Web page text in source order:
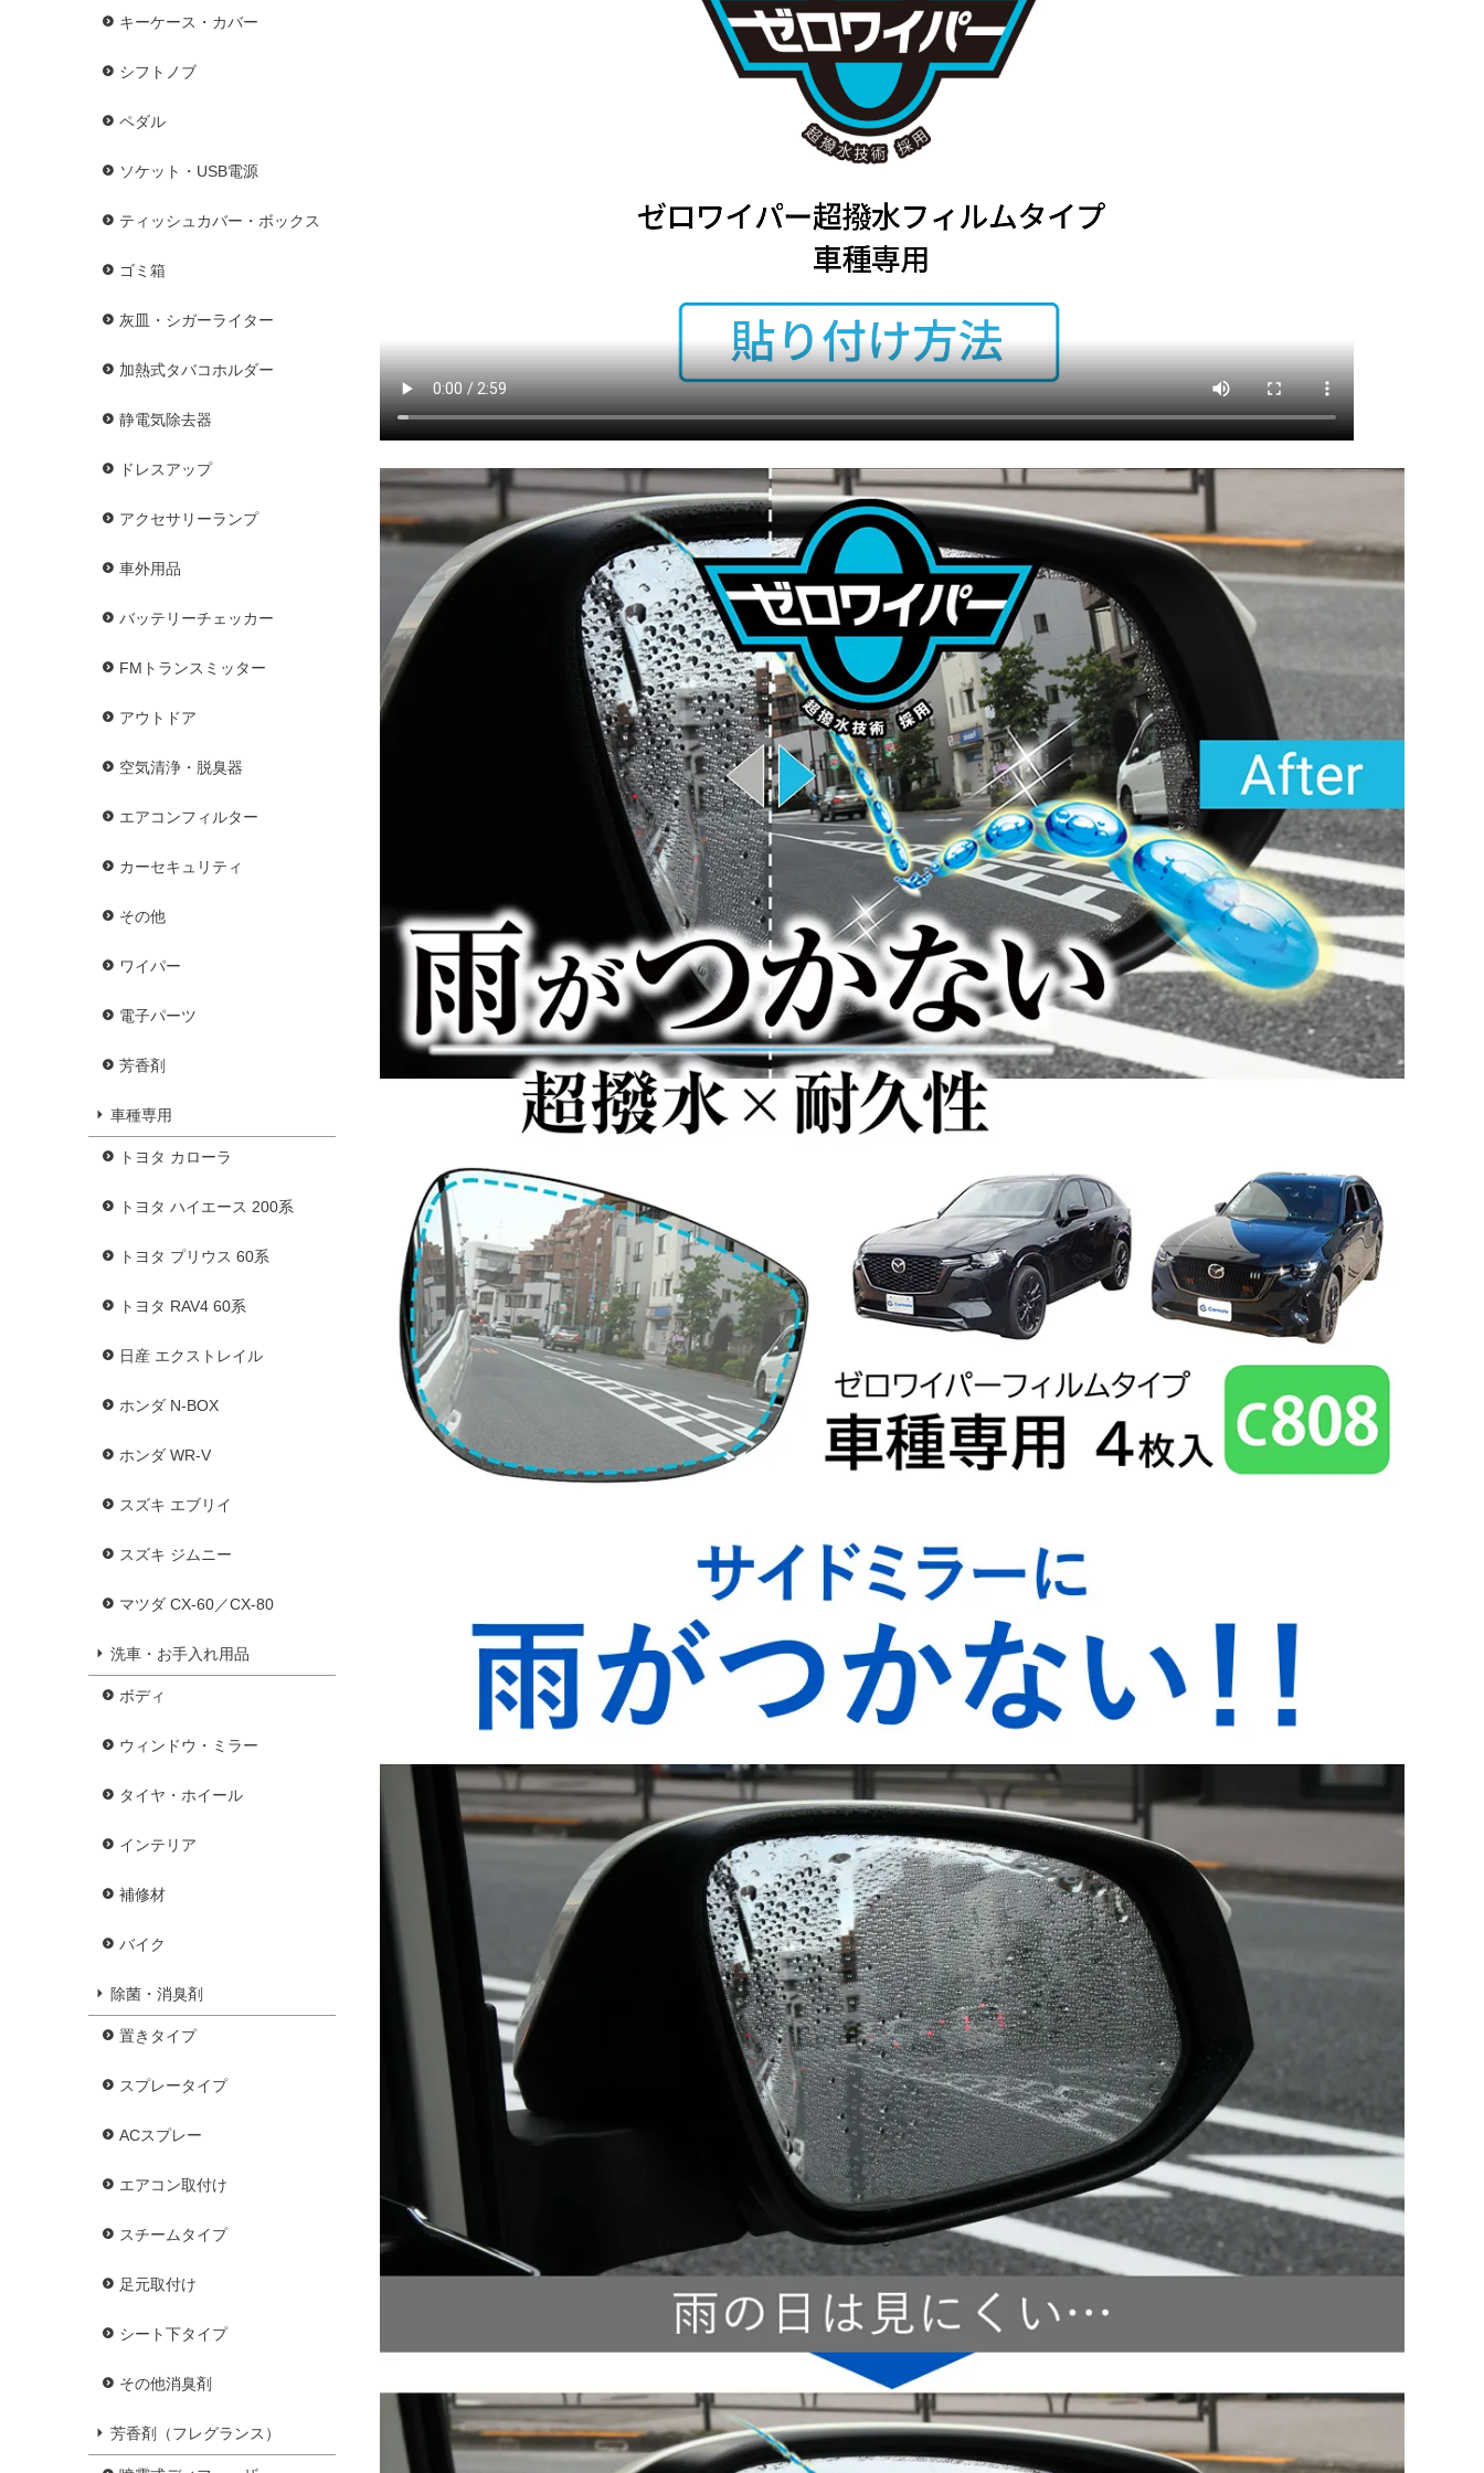
キーケース・カバー
シフトノブ
ペダル
ソケット・USB電源
ティッシュカバー・ボックス
ゴミ箱
灰皿・シガーライター
加熱式タバコホルダー
静電気除去器
ドレスアップ
アクセサリーランプ
車外用品
バッテリーチェッカー
FMトランスミッター
アウトドア
空気清浄・脱臭器
エアコンフィルター
カーセキュリティ
その他
ワイパー
電子パーツ
芳香剤
車種専用
トヨタ カローラ
トヨタ ハイエース 200系
トヨタ プリウス 60系
トヨタ RAV4 60系
日産 エクストレイル
ホンダ N-BOX
ホンダ WR-V
スズキ エブリイ
スズキ ジムニー
マツダ CX-60／CX-80
洗車・お手入れ用品
ボディ
ウィンドウ・ミラー
タイヤ・ホイール
インテリア
補修材
バイク
除菌・消臭剤
置きタイプ
スプレータイプ
ACスプレー
エアコン取付け
スチームタイプ
足元取付け
シート下タイプ
その他消臭剤
芳香剤（フレグランス）